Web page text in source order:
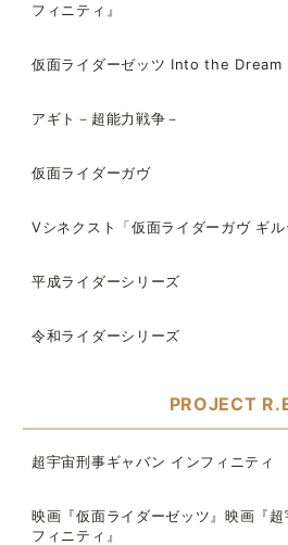
フィニティ』
仮面ライダーゼッツ Into the Dream
アギト－超能力戦争－
仮面ライダーガヴ
Vシネクスト「仮面ライダーガヴ ギル
平成ライダーシリーズ
令和ライダーシリーズ
PROJECT
超宇宙刑事ギャバン インフィニティ
映画『仮面ライダーゼッツ』映画『
フィニティ』